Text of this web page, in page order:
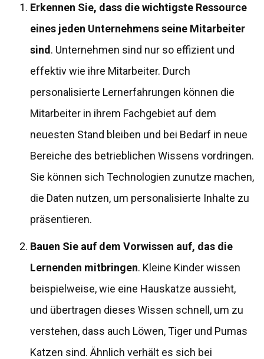
Erkennen Sie, dass die wichtigste Ressource
eines jeden Unternehmens seine Mitarbeiter
sind. Unternehmen sind nur so effizient und
effektiv wie ihre Mitarbeiter. Durch
personalisierte Lernerfahrungen können die
Mitarbeiter in ihrem Fachgebiet auf dem
neuesten Stand bleiben und bei Bedarf in neue
Bereiche des betrieblichen Wissens vordringen.
Sie können sich Technologien zunutze machen,
die Daten nutzen, um personalisierte Inhalte zu
präsentieren.
Bauen Sie auf dem Vorwissen auf, das die
Lernenden mitbringen. Kleine Kinder wissen
beispielweise, wie eine Hauskatze aussieht,
und übertragen dieses Wissen schnell, um zu
verstehen, dass auch Löwen, Tiger und Pumas
Katzen sind. Ähnlich verhält es sich bei